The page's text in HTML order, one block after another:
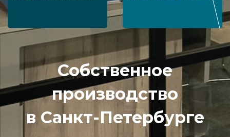
Собственное
производство
в Санкт-Петербурге